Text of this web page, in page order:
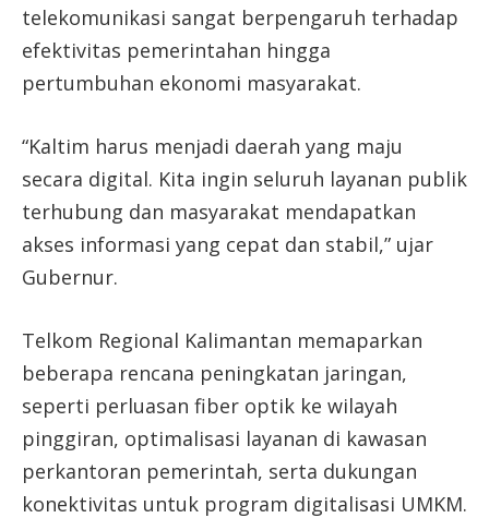
telekomunikasi sangat berpengaruh terhadap
efektivitas pemerintahan hingga
pertumbuhan ekonomi masyarakat.
“Kaltim harus menjadi daerah yang maju
secara digital. Kita ingin seluruh layanan publik
terhubung dan masyarakat mendapatkan
akses informasi yang cepat dan stabil,” ujar
Gubernur.
Telkom Regional Kalimantan memaparkan
beberapa rencana peningkatan jaringan,
seperti perluasan fiber optik ke wilayah
pinggiran, optimalisasi layanan di kawasan
perkantoran pemerintah, serta dukungan
konektivitas untuk program digitalisasi UMKM.